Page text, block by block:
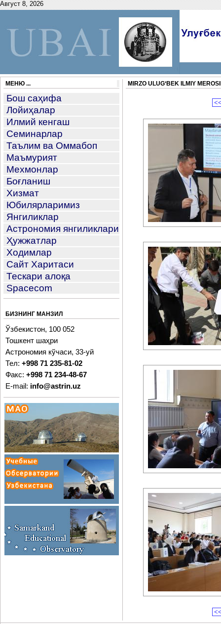
Август 8, 2026
МЕНЮ ...
Бош саҳифа
Лойиҳалар
Илмий кенгаш
Семинарлар
Таълим ва Оммабоп
Маъмурият
Мехмонлар
Боғланиш
Хизмат
Юбилярларимиз
Янгиликлар
Астрономия янгиликлари
Ҳужжатлар
Ходимлар
Сайт Харитаси
Тескари алоқа
Spacecom
БИЗНИНГ МАНЗИЛ
Ўзбекистон, 100 052
Тошкент шаҳри
Астрономия кўчаси, 33-уй
Тел: +998 71 235-81-02
Факс: +998 71 234-48-67
E-mail: info@astrin.uz
MIRZO ULUG‘BEK ILMIY